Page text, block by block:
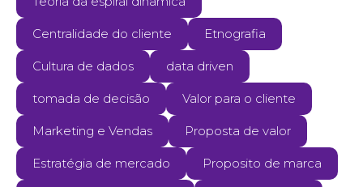
Centralidade do cliente Etnografia
Cultura de dados data driven
tomada de decisão Valor para o cliente
Marketing e Vendas Proposta de valor
Estratégia de mercado Proposito de marca